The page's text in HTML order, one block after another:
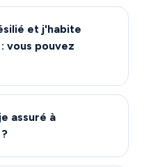
et j'habite
vous pouvez
assuré à